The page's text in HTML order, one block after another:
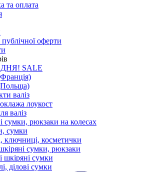
та оплата
публічної оферти
SALE
валіз
лоукост
валіз
сумки, рюкзаки на колесах
сумки
ключниці, косметички
сумки, рюкзаки
шкіряні сумки
ділові сумки